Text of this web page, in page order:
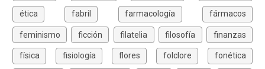
ética fabril farmacología fármacos
feminismo ficción filatelia filosofía finanzas
física fisiología flores folclore fonética